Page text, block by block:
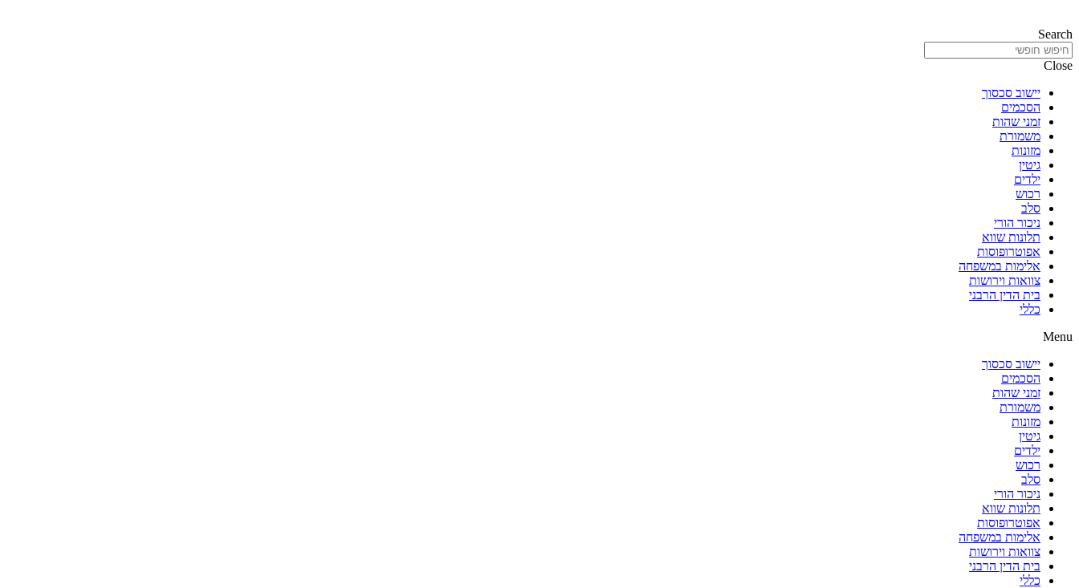
Search
Close
יישוב סכסוך
הסכמים
זמני שהות
משמורת
מזונות
גיטין
ילדים
רכוש
סלב
ניכור הורי
תלונות שווא
אפוטרופוסות
אלימות במשפחה
צוואות וירושות
בית הדין הרבני
כללי
Menu
יישוב סכסוך
הסכמים
זמני שהות
משמורת
מזונות
גיטין
ילדים
רכוש
סלב
ניכור הורי
תלונות שווא
אפוטרופוסות
אלימות במשפחה
צוואות וירושות
בית הדין הרבני
כללי